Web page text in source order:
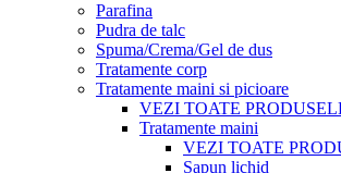
Parafina
Pudra de talc
Spuma/Crema/Gel de dus
Tratamente corp
Tratamente maini si picioare
VEZI TOATE
Tratamente maini
VEZI TOATE
Sapun lichid